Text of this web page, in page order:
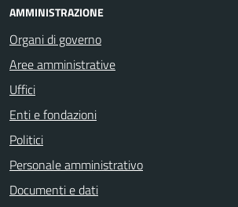
AMMINISTRAZIONE
Organi di governo
Aree amministrative
Uffici
Enti e fondazioni
Politici
Personale amministrativo
Documenti e dati